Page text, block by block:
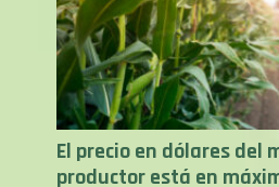
El precio en dólares del
productor está en
2016